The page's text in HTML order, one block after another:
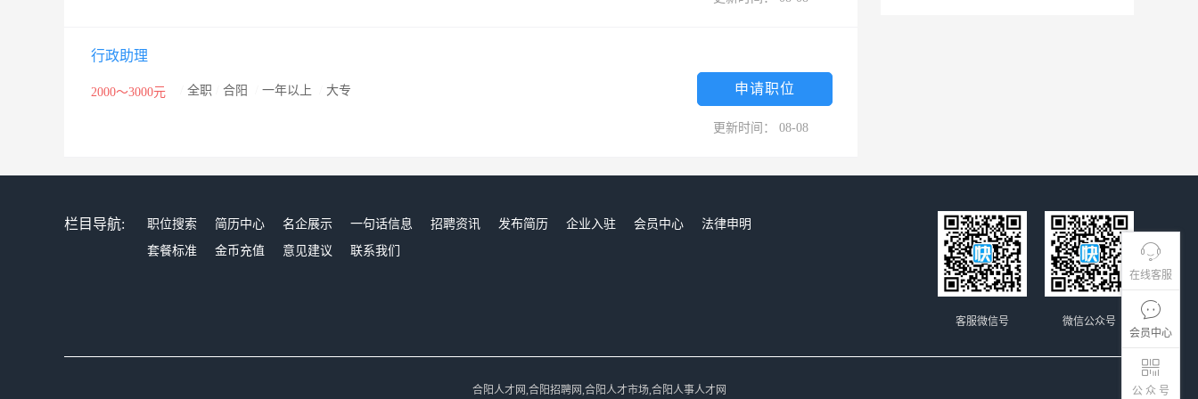
在线客服
会员中心
公 众 号
行政助理
2000～3000元 全职 合阳 一年以上 大专 申请职位
更新时间： 08-08
栏目导航: 职位搜索 简历中心 名企展示 一句话信息 招聘资讯 发布简历 企业入驻 会员中心
法律申明
套餐标准
金币充值 意见建议 联系我们
微信公众号
客服微信号
合阳人才网,合阳招聘网,合阳人才市场,合阳人事人才网